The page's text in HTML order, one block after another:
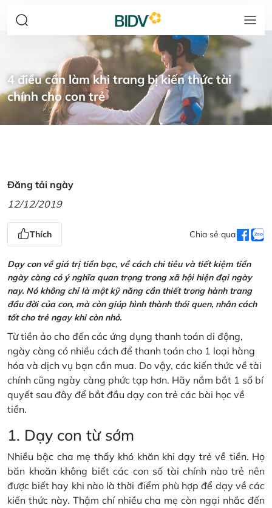
4 điều cần làm khi trang bị kiến thức tài
chính cho con trẻ
Đăng tải ngày
12/12/2019
Thích Chia sẻ qua
Dạy con về giá trị tiền bạc, về cách chi tiêu và tiết kiệm tiền
ngày càng có ý nghĩa quan trọng trong xã hội hiện đại ngày
nay. Nó không chỉ là một kỹ năng cần thiết trong hành trang
đầu đời của con, mà còn giúp hình thành thói quen, nhân cách
tốt cho trẻ ngay khi còn nhỏ.
Từ tiền ảo cho đến các ứng dụng thanh toán di động,
ngày càng có nhiều cách để thanh toán cho 1 loại hàng
hóa và dịch vụ bạn cần mua. Do vậy, các kiến thức về tài
chính cũng ngày càng phức tạp hơn. Hãy nắm bắt 1 số bí
quyết sau đây để bắt đầu dạy con trẻ các bài học về
tiền.
1. Dạy con từ sớm
Nhiều bậc cha mẹ thấy khó khăn khi dạy trẻ về tiền. Họ
băn khoăn không biết các con số tài chính nào trẻ nên
được biết hay khi nào là thời điểm phù hợp để dạy về các
kiến thức này. Thậm chí nhiều cha mẹ còn ngại nhắc đến